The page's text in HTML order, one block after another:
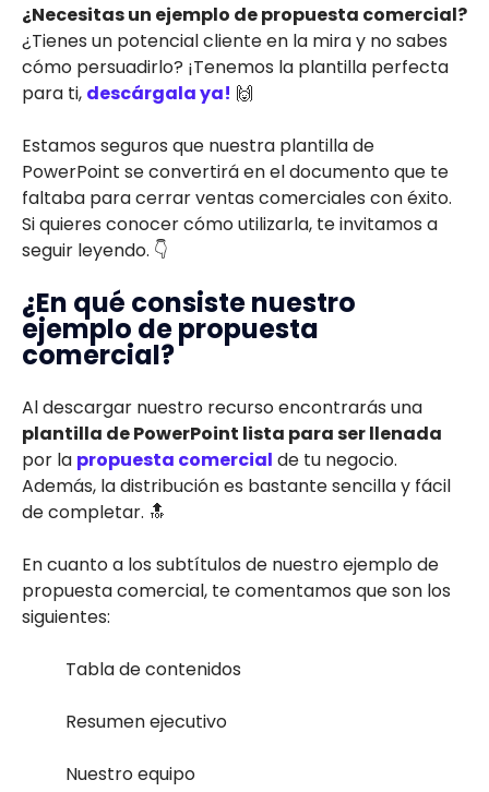
¿Necesitas un ejemplo de propuesta comercial?
¿Tienes un potencial cliente en la mira y no sabes
cómo persuadirlo? ¡Tenemos la plantilla perfecta
para ti, descárgala ya! 🙌
Estamos seguros que nuestra plantilla de
PowerPoint se convertirá en el documento que te
faltaba para cerrar ventas comerciales con éxito.
Si quieres conocer cómo utilizarla, te invitamos a
seguir leyendo. 👇
¿En qué consiste nuestro
ejemplo de propuesta
comercial?
Al descargar nuestro recurso encontrarás una
plantilla de PowerPoint lista para ser llenada
por la propuesta comercial de tu negocio.
Además, la distribución es bastante sencilla y fácil
de completar. 🔝
En cuanto a los subtítulos de nuestro ejemplo de
propuesta comercial, te comentamos que son los
siguientes:
Tabla de contenidos
Resumen ejecutivo
Nuestro equipo